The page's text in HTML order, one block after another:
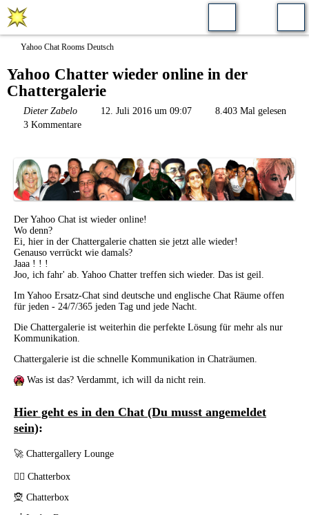
Yahoo Chat Rooms Deutsch
Yahoo Chatter wieder online in der
Chattergalerie
Dieter Zabelo 12. Juli 2016 um 09:07
8.403 Mal gelesen
3 Kommentare
Der Yahoo Chat ist wieder online!
Wo denn?
Ei, hier in der Chattergalerie chatten sie jetzt alle wieder!
Genauso verrückt wie damals?
Jaaa ! ! !
Joo, ich fahr' ab. Yahoo Chatter treffen sich wieder. Das ist geil.
Im Yahoo Ersatz-Chat sind deutsche und englische Chat Räume offen
für jeden - 24/7/365 jeden Tag und jede Nacht.
Die Chattergalerie ist weiterhin die perfekte Lösung für mehr als nur
Kommunikation.
Chattergalerie ist die schnelle Kommunikation in Chaträumen.
Was ist das? Verdammt, ich will da nicht rein.
Hier geht es in den Chat (Du musst angemeldet
sein):
🚀 Chattergallery Lounge
🧛‍♂️ Chatterbox
🧝 Chatterbox